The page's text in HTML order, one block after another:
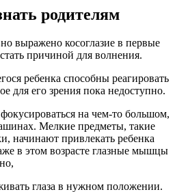
родителям
выражено косоглазие в первые
причиной для волнения.
ребенка способны реагировать
для его зрения пока недоступно.
на чем-то большом,
Мелкие предметы, такие
начинают привлекать ребенка
в этом возрасте глазные мышцы
глаза в нужном положении.